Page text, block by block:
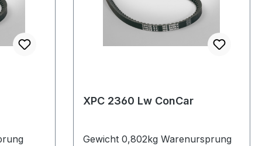
XPC 2360 Lw ConCar
Gewicht 0,802kg Warenursprung